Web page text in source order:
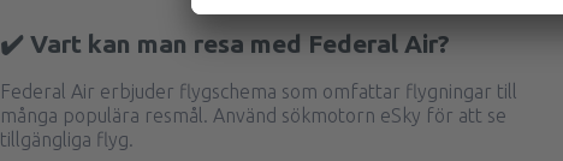
✔️ Vart kan man resa med Federal Air?
Federal Air erbjuder flygschema som omfattar flygningar till
många populära resmål. Använd sökmotorn eSky för att se
tillgängliga flyg.